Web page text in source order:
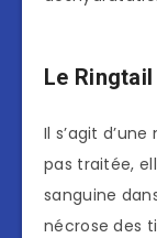
Le
Il s’agit
pas traitée,
sanguine
nécrose des